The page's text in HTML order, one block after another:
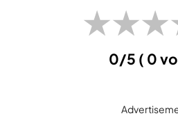
★★★
0/5 ( 0